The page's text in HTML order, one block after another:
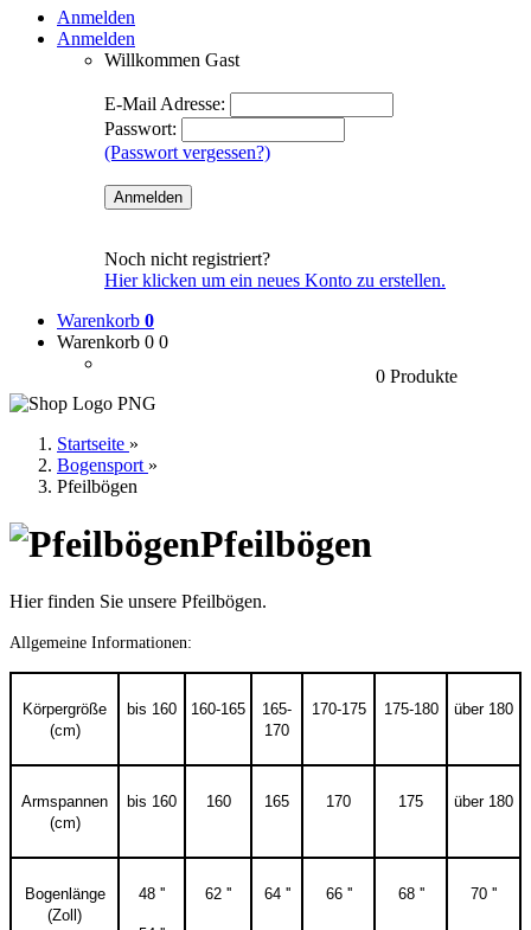
Anmelden
Anmelden
Willkommen Gast
E-Mail Adresse:
Passwort:
(Passwort vergessen?)
Noch nicht registriert?
Hier klicken um ein neues Konto zu erstellen.
Warenkorb 0
Warenkorb 0 0
0 Produkte
Startseite »
Bogensport »
Pfeilbögen
Pfeilbögen
Hier finden Sie unsere Pfeilbögen.
Allgemeine Informationen:
Körpergröße
(cm)
bis 160 160-165
165-
170
170-175 175-180 über 180
Armspannen
(cm)
bis 160 160 165 170 175 über 180
Bogenlänge
(Zoll)
48 '' 62 '' 64 '' 66 '' 68 '' 70 ''